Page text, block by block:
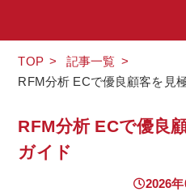
TOP > 記事一覧 >
RFM分析 ECで優良顧客を見
RFM分析 ECで優良
ガイド
2026年